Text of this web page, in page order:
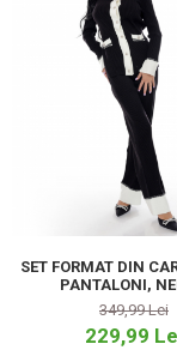
SET FORMAT DIN
PANTALONI,
349,99 Lei
229,99